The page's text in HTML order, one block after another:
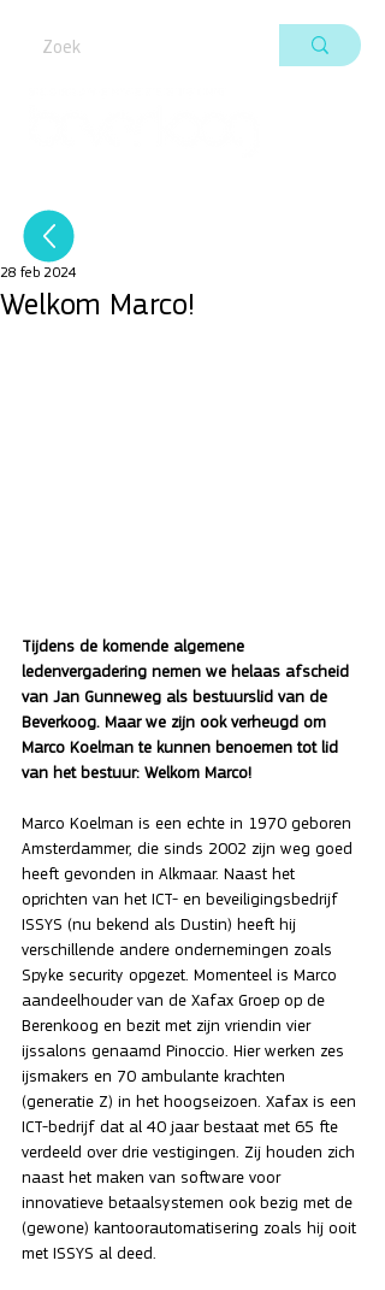
Welkom Marco!
28 feb 2024
Tijdens de komende algemene
ledenvergadering nemen we helaas afscheid
van Jan Gunneweg als bestuurslid van de
Beverkoog. Maar we zijn ook verheugd om
Marco Koelman te kunnen benoemen tot lid
van het bestuur: Welkom Marco!
Marco Koelman is een echte in 1970 geboren
Amsterdammer, die sinds 2002 zijn weg goed
heeft gevonden in Alkmaar. Naast het
oprichten van het ICT- en beveiligingsbedrijf
ISSYS (nu bekend als Dustin) heeft hij
verschillende andere ondernemingen zoals
Spyke security opgezet. Momenteel is Marco
aandeelhouder van de Xafax Groep op de
Berenkoog en bezit met zijn vriendin vier
ijssalons genaamd Pinoccio. Hier werken zes
ijsmakers en 70 ambulante krachten
(generatie Z) in het hoogseizoen. Xafax is een
ICT-bedrijf dat al 40 jaar bestaat met 65 fte
verdeeld over drie vestigingen. Zij houden zich
naast het maken van software voor
innovatieve betaalsystemen ook bezig met de
(gewone) kantoorautomatisering zoals hij ooit
met ISSYS al deed.